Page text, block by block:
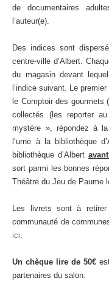
de documentaires
l’auteur(e).
Des indices sont
centre-ville d’Albert.
du magasin devant
l’indice suivant. Le
le Comptoir des gourmets
collectés (les reporter
mystère », répondez à
l’urne à la bibliothèque
bibliothèque d’Albert
sort parmi les bonnes
Théâtre du Jeu de Paume
Les livrets sont à
communauté de
ici.
Un chèque lire de 50€
partenaires du salon.